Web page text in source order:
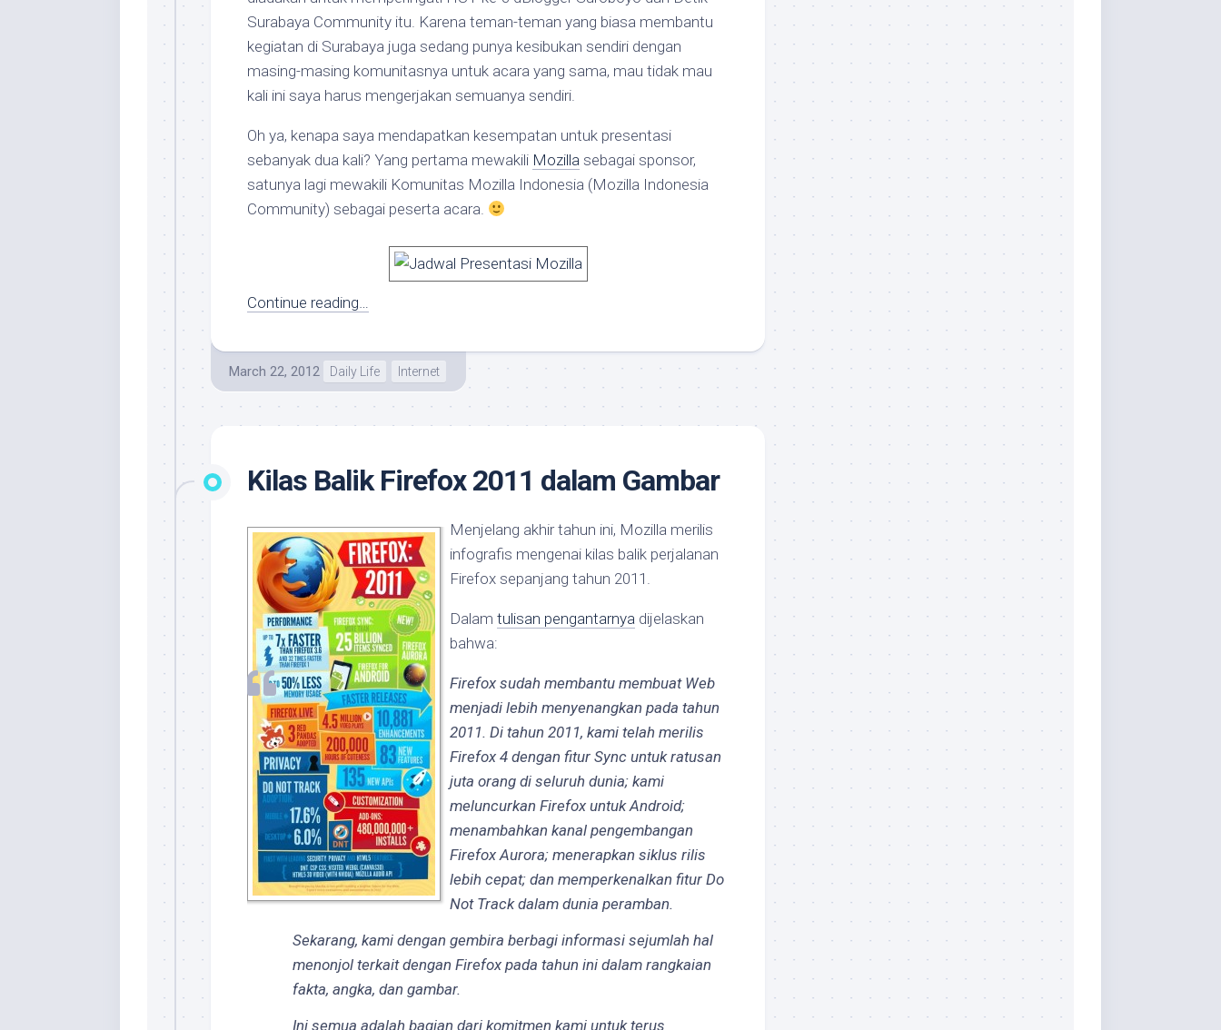
Surabaya Community itu. Karena teman-teman yang biasa membantu
kegiatan di Surabaya juga sedang punya kesibukan sendiri dengan
masing-masing komunitasnya untuk acara yang sama, mau tidak mau
kali ini saya harus mengerjakan semuanya sendiri.
Oh ya, kenapa saya mendapatkan kesempatan untuk presentasi
sebanyak dua kali? Yang pertama mewakili Mozilla sebagai sponsor,
satunya lagi mewakili Komunitas Mozilla Indonesia (Mozilla Indonesia
Community) sebagai peserta acara.
Continue reading…
March 22, 2012 Daily Life Internet
Kilas Balik Firefox 2011 dalam Gambar
Menjelang akhir tahun ini, Mozilla merilis
infografis mengenai kilas balik perjalanan
Firefox sepanjang tahun 2011.
Dalam tulisan pengantarnya dijelaskan
bahwa:
Firefox sudah membantu membuat Web
menjadi lebih menyenangkan pada tahun
2011. Di tahun 2011, kami telah merilis
Firefox 4 dengan fitur Sync untuk ratusan
juta orang di seluruh dunia; kami
meluncurkan Firefox untuk Android;
menambahkan kanal pengembangan
Firefox Aurora; menerapkan siklus rilis
lebih cepat; dan memperkenalkan fitur Do
Not Track dalam dunia peramban.
Sekarang, kami dengan gembira berbagi informasi sejumlah hal
menonjol terkait dengan Firefox pada tahun ini dalam rangkaian
fakta, angka, dan gambar.
Ini semua adalah bagian dari komitmen kami untuk terus